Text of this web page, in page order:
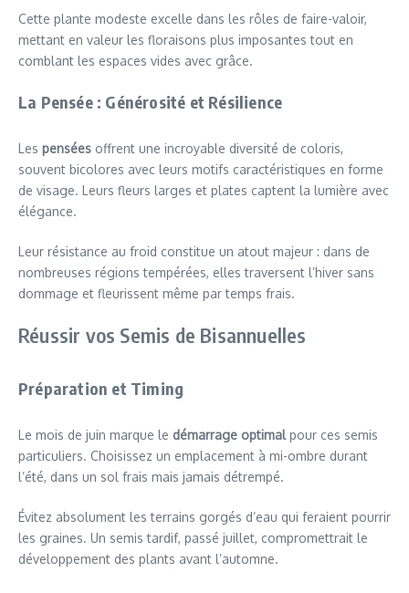
Cette plante modeste excelle dans les rôles de faire-valoir,
mettant en valeur les floraisons plus imposantes tout en
comblant les espaces vides avec grâce.
La Pensée : Générosité et Résilience
Les pensées offrent une incroyable diversité de coloris,
souvent bicolores avec leurs motifs caractéristiques en forme
de visage. Leurs fleurs larges et plates captent la lumière avec
élégance.
Leur résistance au froid constitue un atout majeur : dans de
nombreuses régions tempérées, elles traversent l’hiver sans
dommage et fleurissent même par temps frais.
Réussir vos Semis de Bisannuelles
Préparation et Timing
Le mois de juin marque le démarrage optimalpour ces semis
particuliers. Choisissez un emplacement à mi-ombre durant
l’été, dans un sol frais mais jamais détrempé.
Évitez absolument les terrains gorgés d’eau qui feraient pourrir
les graines. Un semis tardif, passé juillet, compromettrait le
développement des plants avant l’automne.